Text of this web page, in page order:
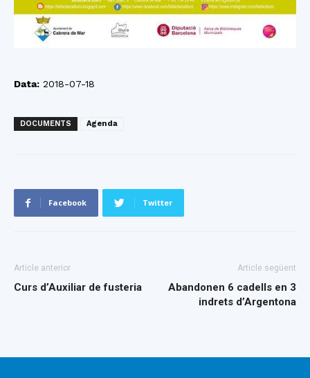
Data: 2018-07-18
DOCUMENTS Agenda
Facebook Twitter
Article anterior
Curs d’Auxiliar de fusteria
Article següent
Abandonen 6 cadells en 3
indrets d’Argentona